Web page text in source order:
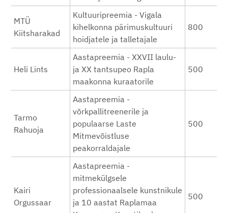
MTÜ
Kiitsharakad
Kultuuripreemia - Vigala
kihelkonna pärimuskultuuri
hoidjatele ja talletajale
800
Heli Lints
Aastapreemia - XXVII laulu-
ja XX tantsupeo Rapla
maakonna kuraatorile
500
Tarmo
Rahuoja
Aastapreemia -
võrkpallitreenerile ja
populaarse Laste
Mitmevõistluse
peakorraldajale
500
Kairi
Orgussaar
Aastapreemia -
mitmekülgsele
professionaalsele kunstnikule
ja 10 aastat Raplamaa
500